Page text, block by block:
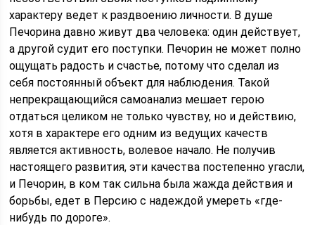
характеру ведет к раздвоению личности. В душе
Печорина давно живут два человека: один действует,
а другой судит его поступки. Печорин не может полно
ощущать радость и счастье, потому что сделал из
себя постоянный объект для наблюдения. Такой
непрекращающийся самоанализ мешает герою
отдаться целиком не только чувству, но и действию,
хотя в характере его одним из ведущих качеств
является активность, волевое начало. Не получив
настоящего развития, эти качества постепенно угасли,
и Печорин, в ком так сильна была жажда действия и
борьбы, едет в Персию с надеждой умереть «где-
нибудь по дороге».